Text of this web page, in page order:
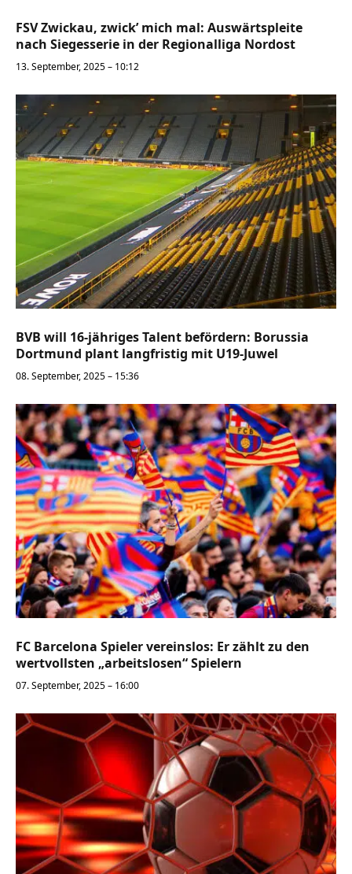
FSV Zwickau, zwick’ mich mal: Auswärtspleite
nach Siegesserie in der Regionalliga Nordost
13. September, 2025 – 10:12
BVB will 16-jähriges Talent befördern: Borussia
Dortmund plant langfristig mit U19-Juwel
08. September, 2025 – 15:36
FC Barcelona Spieler vereinslos: Er zählt zu den
wertvollsten „arbeitslosen“ Spielern
07. September, 2025 – 16:00